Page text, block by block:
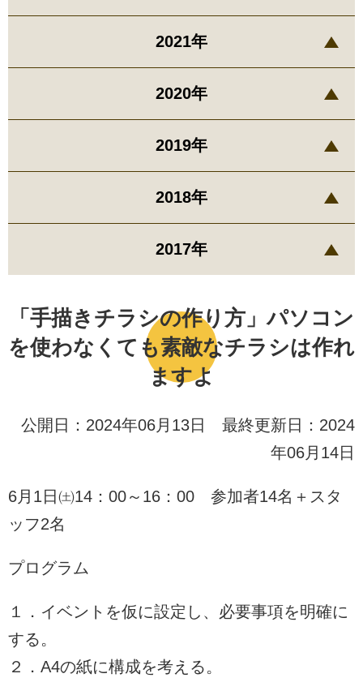
「手描きチラシの作り方」パソコン
を使わなくても素敵なチラシは作れ
ますよ
公開日：2024年06月13日 最終更新日：2024
年06月14日
6月1日㈯14：00～16：00 参加者14名＋スタ
ッフ2名
プログラム
１．イベントを仮に設定し、必要事項を明確に
する。
２．A4の紙に構成を考える。
2021年
2020年
2019年
2018年
2017年